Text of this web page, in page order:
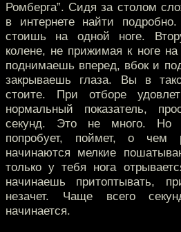
Ромберга”. Сидя за столом
в интернете найти
стоишь на одной ноге.
колене, не прижимая к ноге
поднимаешь вперед, вбок и
закрываешь глаза. Вы в
стоите. При отборе
нормальный показатель,
секунд. Это не много. Но
попробует, поймет, о чем
начинаются мелкие
только у тебя нога
начинаешь притоптывать,
незачет. Чаще всего
начинается.